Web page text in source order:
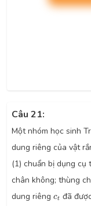
Câu 21:
Một nhóm học sinh
dung riêng của vật
(1) chuẩn bị dụng cụ
chân không; thùng
dung riêng ct
ct đã